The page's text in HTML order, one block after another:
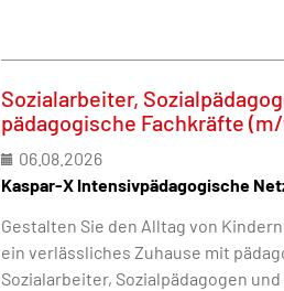
Sozialarbeiter,
pädagogische Fachkräfte
06.08.2026
Kaspar-X Intensivpädagogische
Gestalten Sie den Alltag von
ein verlässliches Zuhause mit
Sozialarbeiter, Sozialpädagogen